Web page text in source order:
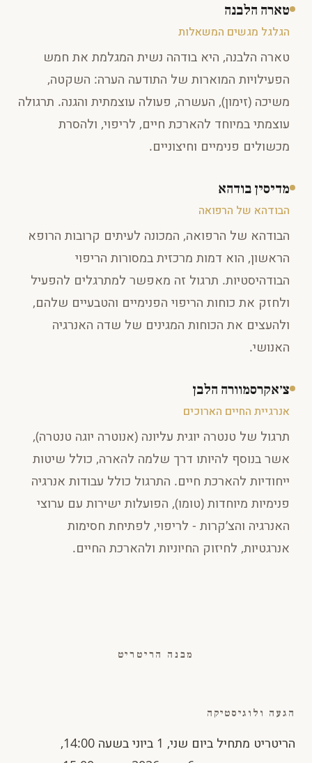
טארה הלבנה
הגלגל מגשים המשאלות
טארה הלבנה, היא בודהה נשית המגלמת את חמש
הפעילויות המוארות של התודעה הערה: השקטה,
משיכה (זימון), העשרה, פעולה עוצמתית והגנה. תרגולה
עוצמתי במיוחד להארכת חיים, לריפוי, ולהסרת
מכשולים פנימיים וחיצוניים.
מדיסין בודהא
הבודהא של הרפואה
הבודהא של הרפואה, המכונה לעיתים קרובות הרופא
הראשון, הוא דמות מרכזית במסורות הריפוי
הבודהיסטיות. תרגול זה מאפשר למתרגלים להפעיל
ולחזק את כוחות הריפוי הפנימיים והטבעיים שלהם,
ולהעצים את הכוחות המגינים של שדה האנרגיה
האנושי.
צ׳אקרסמוורה הלבן
אנרגיית החיים הארוכים
תרגול של טנטרה יוגית עליונה (אנוטרה יוגה טנטרה),
אשר בנוסף להיותו דרך שלמה להארה, כולל שיטות
ייחודיות להארכת חיים. התרגול כולל עבודות אנרגיה
פנימיות מיוחדות (טומו), הפועלות ישירות עם ערוצי
האנרגיה והצ׳קרות - לריפוי, לפתיחת חסימות
אנרגטיות, לחיזוק החיוניות ולהארכת החיים.
מבנה הריטריט
הגעה ולוגיסטיקה
הריטריט מתחיל ביום שני, 1 ביוני בשעה 14:00,